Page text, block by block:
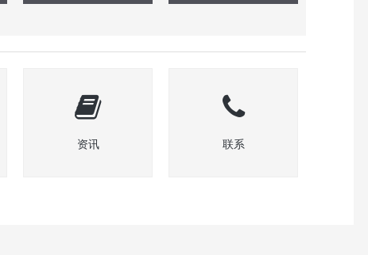
资讯 联系